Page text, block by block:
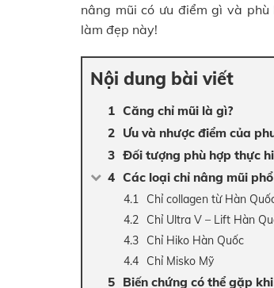
nâng mũi có ưu điểm gì và
làm đẹp này!
Nội dung bài viết
Căng chỉ mũi là gì?
Ưu và nhược điểm của
Đối tượng phù hợp thực
Các loại chỉ nâng mũi
Chỉ collagen từ Hàn
Chỉ Ultra V – Lift Hàn
Chỉ Hiko Hàn Quốc
Chỉ Misko Mỹ
Biến chứng có thể gặp